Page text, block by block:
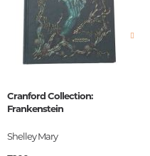
Cranford Collection:
Frankenstein
Shelley Mary